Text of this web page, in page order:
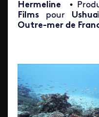
Hermeline
•
Films pour
Outre-mer de